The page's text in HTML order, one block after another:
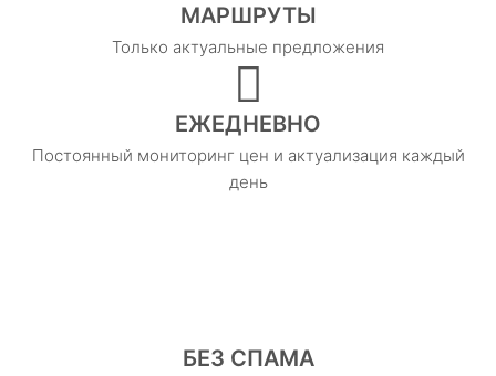
МАРШРУТЫ
Только актуальные предложения
ЕЖЕДНЕВНО
Постоянный мониторинг цен и актуализация каждый
день
БЕЗ СПАМА